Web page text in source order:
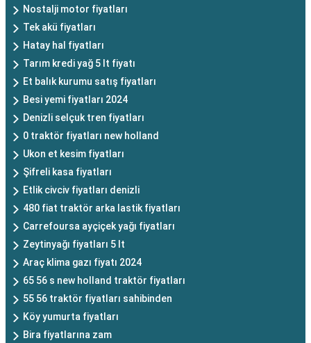
Nostalji motor fiyatları
Tek akü fiyatları
Hatay hal fiyatları
Tarım kredi yağ 5 lt fiyatı
Et balık kurumu satış fiyatları
Besi yemi fiyatları 2024
Denizli selçuk tren fiyatları
0 traktör fiyatları new holland
Ukon et kesim fiyatları
Şifreli kasa fiyatları
Etlik civciv fiyatları denizli
480 fiat traktör arka lastik fiyatları
Carrefoursa ayçiçek yağı fiyatları
Zeytinyağı fiyatları 5 lt
Araç klima gazı fiyatı 2024
65 56 s new holland traktör fiyatları
55 56 traktör fiyatları sahibinden
Köy yumurta fiyatları
Bira fiyatlarına zam